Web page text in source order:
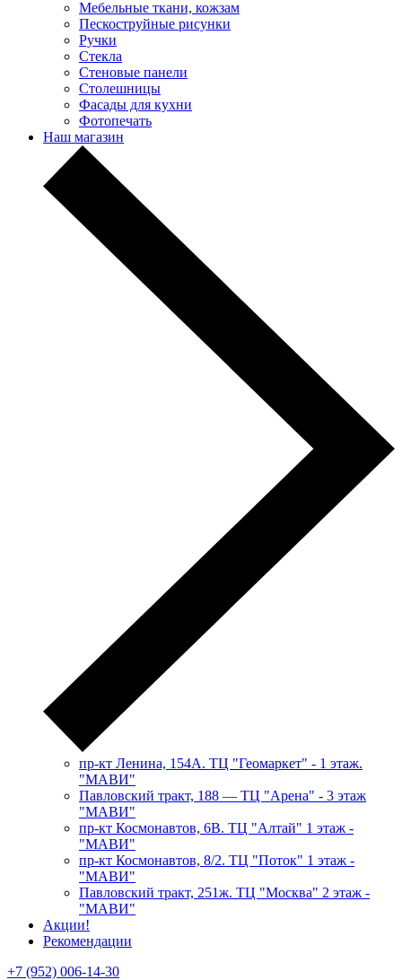
Мебельные ткани, кожзам
Пескоструйные рисунки
Ручки
Стекла
Стеновые панели
Столешницы
Фасады для кухни
Фотопечать
Наш магазин
пр-кт Ленина, 154А. ТЦ "Геомаркет" - 1 этаж.
"МАВИ"
​Павловский тракт, 188 — ТЦ "Арена" - 3 этаж
"МАВИ"
пр-кт Космонавтов, 6В. ТЦ "Алтай" 1 этаж -
"МАВИ"
пр-кт Космонавтов, 8/2. ТЦ "Поток" 1 этаж -
"МАВИ"
Павловский тракт, 251ж. ТЦ "Москва" 2 этаж -
"МАВИ"
Акции!
Рекомендации
+7 (952) 006-14-30